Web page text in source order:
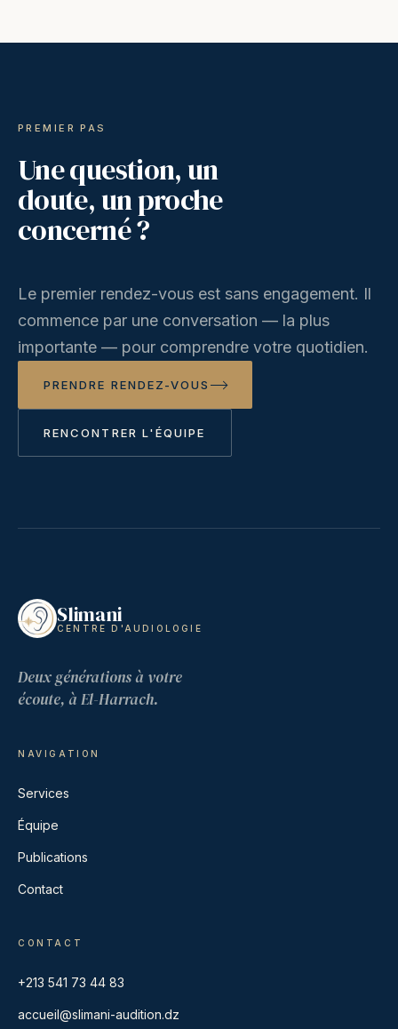
PREMIER PAS
Une question, un
doute, un proche
concerné ?
Le premier rendez-vous est sans engagement. Il
commence par une conversation — la plus
importante — pour comprendre votre quotidien.
PRENDRE RENDEZ-VOUS
RENCONTRER L'ÉQUIPE
Slimani
CENTRE D'AUDIOLOGIE
Deux générations à votre
écoute, à El-Harrach.
NAVIGATION
Services
Équipe
Publications
Contact
CONTACT
+213 541 73 44 83
accueil@slimani-audition.dz